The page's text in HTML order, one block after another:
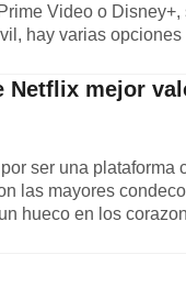
Video o
hay varias
Netflix mejor
ser una
las mayores
hueco en los